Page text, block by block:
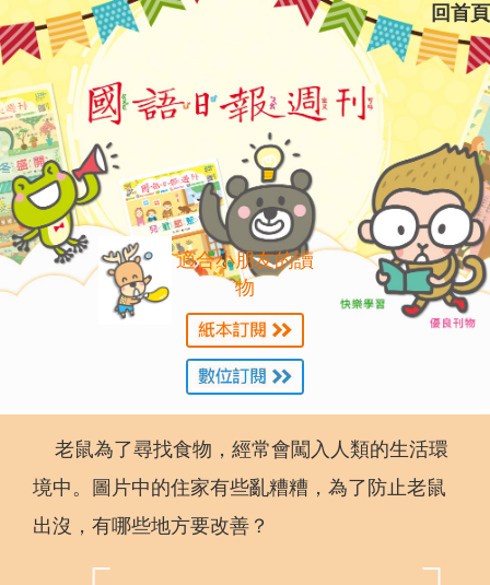
回首頁
適合小朋友的讀
物
老鼠為了尋找食物，經常會闖入人類的生活環
境中。圖片中的住家有些亂糟糟，為了防止老鼠
出沒，有哪些地方要改善？